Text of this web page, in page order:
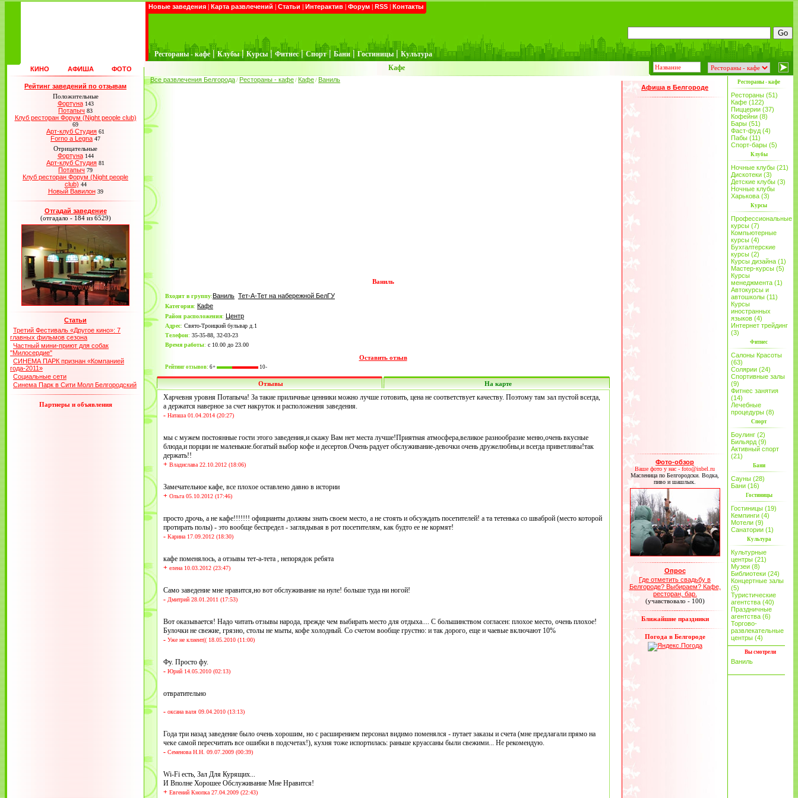
Новые заведения | Карта развлечений | Статьи | Интерактив | Форум | RSS | Контакты
Рестораны - кафе | Клубы | Курсы | Фитнес | Спорт | Бани | Гостиницы | Культура
КИНО АФИША ФОТО Кафе
Рейтинг заведений по отзывам
Положительные
Фортуна 143
Потапыч 83
Клуб ресторан Форум (Night people club)
69
Арт-клуб Студия 61
Forno a Legna 47
Отрицательные
Фортуна 144
Арт-клуб Студия 81
Потапыч 79
Клуб ресторан Форум (Night people
club) 44
Новый Вавилон 39
Отгадай заведение
(отгадало - 184 из 6529)
Статьи
Третий Фестиваль «Другое кино»: 7
главных фильмов сезона
Частный мини-приют для собак
"Милосердие"
СИНЕМА ПАРК признан «Компанией
года-2011»
Социальные сети
Синема Парк в Сити Молл Белгородский
Партнеры и объявления
Все развлечения Белгорода / Рестораны - кафе / Кафе / Ваниль
Ваниль
Входит в группу:Ваниль Тет-А-Тет на набережной БелГУ
Категория: Кафе
Район расположения: Центр
Адрес: Свято-Троицкий бульвар д.1
Телефон: 35-35-88, 32-03-23
Время работы: с 10.00 до 23.00
Оставить отзыв
Рейтинг отзывов: 6+ 10-
Отзывы На карте
Харчевня уровня Потапыча! За такие приличные ценники можно лучше готовить, цена не соответствует качеству. Поэтому там зал пустой всегда,
а держатся наверное за счет накруток и расположения заведения.
-Наташа 01.04.2014 (20:27)
мы с мужем постоянные гости этого заведения,и скажу Вам нет места лучше!Приятная атмосфера,великое разнообразие меню,очень вкусные
блюда,и порции не маленькие.богатый выбор кофе и десертов.Очень радует обслуживание-девочки очень дружелюбны,и всегда приветливы!так
держать!!
+Владислава 22.10.2012 (18:06)
Замечательное кафе, все плохое оставлено давно в истории
+Ольга 05.10.2012 (17:46)
просто дрочь, а не кафе!!!!!!! официанты должны знать своем место, а не стоять и обсуждать посетителей! а та тетенька со шваброй (место которой
протирать полы) - это вообще беспредел - заглядывая в рот посетителям, как будто ее не кормят!
-Карина 17.09.2012 (18:30)
кафе поменялось, а отзывы тет-а-тета , непорядок ребята
+елена 10.03.2012 (23:47)
Само заведение мне нравится,но вот обслуживание на нуле! больше туда ни ногой!
-Дмитрий 28.01.2011 (17:53)
Вот оказывается! Надо читать отзывы народа, прежде чем выбирать место для отдыха.... С большинством согласен: плохое место, очень плохое!
Булочки не свежие, грязно, столы не мыты, кофе холодный. Со счетом вообще грустно: и так дорого, еще и чаевые включают 10%
-Уже не клиент(( 18.05.2010 (11:00)
Фу. Просто фу.
-Юрий 14.05.2010 (02:13)
отвратительно
-оксана валя 09.04.2010 (13:13)
Года три назад заведение было очень хорошим, но с расширением персонал видимо поменялся - путает заказы и счета (мне предлагали прямо на
чеке самой пересчитать все ошибки в подсчетах!), кухня тоже испортилась: раньше круассаны были свежими... Не рекомендую.
-Семенова Н.Н. 09.07.2009 (00:39)
Wi-Fi есть, Зал Для Курящих...
И Вполне Хорошее Обслуживание Мне Нравится!
+Евгений Кнопка 27.04.2009 (22:43)
Афиша в Белгороде
Фото-обзор
Ваше фото у нас - foto@inbel.ru
Масленица по Белгородски. Водка,
пиво и шашлык.
Опрос
Где отметить свадьбу в
Белгороде? Выбираем? Кафе,
ресторан, бар.
(учавствовало - 100)
Ближайшие праздники
Погода в Белгороде
Рестораны - кафе
Рестораны (51)
Кафе (122)
Пиццерии (37)
Кофейни (8)
Бары (51)
Фаст-фуд (4)
Пабы (11)
Спорт-бары (5)
Клубы
Ночные клубы (21)
Дискотеки (3)
Детские клубы (3)
Ночные клубы
Харькова (3)
Курсы
Профессиональные
курсы (7)
Компьютерные
курсы (4)
Бухгалтерские
курсы (2)
Курсы дизайна (1)
Мастер-курсы (5)
Курсы
менеджмента (1)
Автокурсы и
автошколы (11)
Курсы
иностранных
языков (4)
Интернет трейдинг
(3)
Фитнес
Салоны Красоты
(63)
Солярии (24)
Спортивные залы
(9)
Фитнес занятия
(14)
Лечебные
процедуры (8)
Спорт
Боулинг (2)
Бильярд (9)
Активный спорт
(21)
Бани
Сауны (28)
Бани (16)
Гостиницы
Гостиницы (19)
Кемпинги (4)
Мотели (9)
Санатории (1)
Культура
Культурные
центры (21)
Музеи (8)
Библиотеки (24)
Концертные залы
(5)
Туристические
агентства (40)
Праздничные
агентства (6)
Торгово-
развлекательные
центры (4)
Вы смотрели
Ваниль